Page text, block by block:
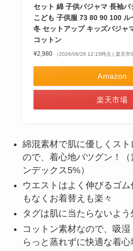
セット 綿 子供パジャマ 長袖パ
こども 子供服 73 80 90 100 ル
冬 セットアップ キッズパジャ
コットン
¥2,980 （2026/06/28 12:15時点 | 楽天市
Amazon
楽天市場
綿混素材で肌に優しくス
ので、着心地バツグン！
ンデックス5%）
ウエストはよく伸びるゴ
もなくお着替えも楽々
タグは肌に当たらないよう
コットン素材なので、吸
らっと蒸れずに快適な着心